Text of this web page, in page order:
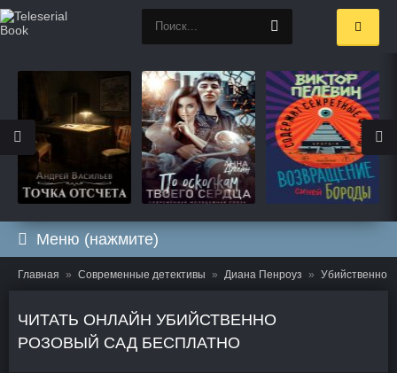
Меню (нажмите)
Главная Современные детективы Диана Пенроуз Убийственно
ЧИТАТЬ ОНЛАЙН УБИЙСТВЕННО
РОЗОВЫЙ САД БЕСПЛАТНО